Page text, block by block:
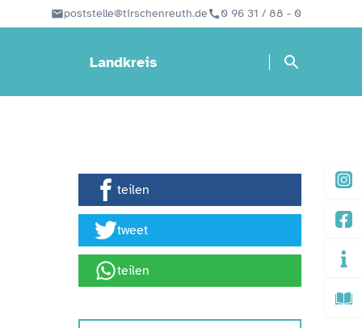
poststelle@tirschenreuth.de 0 96 31 / 88 - 0
Landkreis
teilen
tweet
teilen